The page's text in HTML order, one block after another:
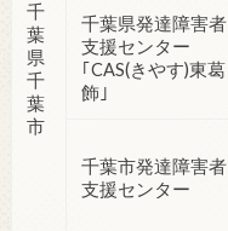
千
葉
県
千
葉
市
千葉県発達障害者
支援センター
｢CAS(きやす)東葛
飾｣
千葉市発達障害者
支援センター